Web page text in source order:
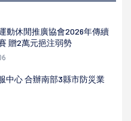
動休閒推廣協會2026年傳續
贈2萬元挹注弱勢
中心 合辦南部3縣市防災業